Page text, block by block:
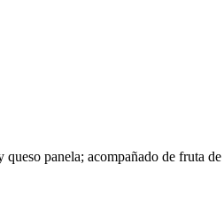
queso panela; acompañado de fruta de